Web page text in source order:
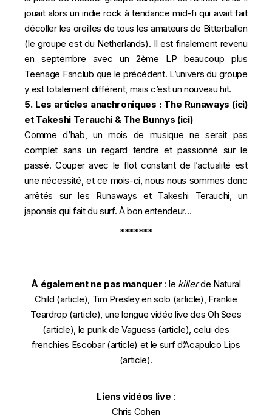
jouait alors un indie rock à tendance mid-fi qui avait fait
décoller les oreilles de tous les amateurs de Bitterballen
(le groupe est du Netherlands). Il est finalement revenu
en septembre avec un 2ème LP beaucoup plus
Teenage Fanclub que le précédent. L’univers du groupe
y est totalement différent, mais c’est un nouveau hit.
5. Les articles anachroniques : The Runaways (ici)
et Takeshi Terauchi & The Bunnys (ici)
Comme d’hab, un mois de musique ne serait pas
complet sans un regard tendre et passionné sur le
passé. Couper avec le flot constant de l’actualité est
une nécessité, et ce mois-ci, nous nous sommes donc
arrêtés sur les Runaways et Takeshi Terauchi, un
japonais qui fait du surf. À bon entendeur…
*******
À également ne pas manquer : le killerde Natural
Child (article), Tim Presley en solo (article), Frankie
Teardrop (article), une longue vidéo live des Oh Sees
(article), le punk de Vaguess (article), celui des
frenchies Escobar (article) et le surf d’Acapulco Lips
(article).
Liens vidéos live :
Chris Cohen